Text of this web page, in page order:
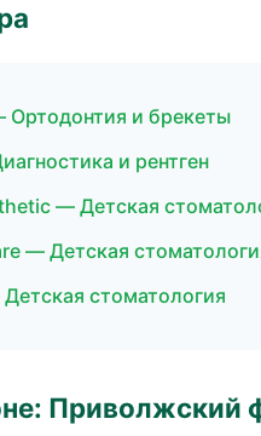
и брекеты
и рентген
— Детская
— Детская
стоматология
Приволжский